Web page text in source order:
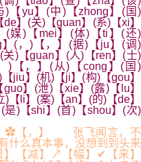
)【yu】(中)【zhong】(国)
】(关)【guan】(系)【xi】
(媒)【mei】(体)【ti】(还)
】(，)【，】(据)【ju】(调)
关)【guan】(人)【ren】(士)
)【，】(从)【cong】(国)
jiu】(机)【ji】(构)【gou】
】(泄)【xie】(露)【lu】
【li】(案)【an】(的)【de】
)【shi】(首)【shou】(次)
✿【，】 张飞闻言，不
什么真本事，没想到到头来
【减】↗【幅】✔【来】